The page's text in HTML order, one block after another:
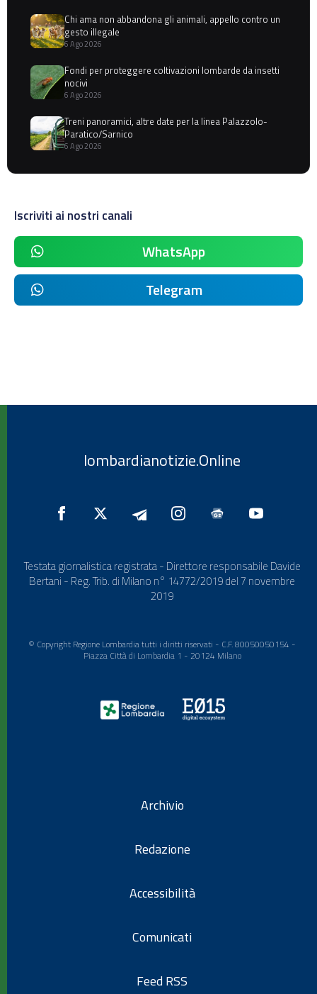
Chi ama non abbandona gli animali, appello contro un
gesto illegale
6 Ago 2026
Fondi per proteggere coltivazioni lombarde da insetti
nocivi
6 Ago 2026
Treni panoramici, altre date per la linea Palazzolo-
Paratico/Sarnico
6 Ago 2026
Iscriviti ai nostri canali
WhatsApp
Telegram
lombardianotizie.Online
Testata giornalistica registrata - Direttore responsabile Davide
Bertani - Reg. Trib. di Milano n° 14772/2019 del 7 novembre
2019
© Copyright Regione Lombardia tutti i diritti riservati - C.F. 80050050154 -
Piazza Città di Lombardia 1 - 20124 Milano
Archivio
Redazione
Accessibilità
Comunicati
Feed RSS